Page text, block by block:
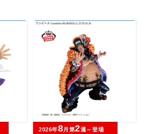
2026年8月第2週～登場